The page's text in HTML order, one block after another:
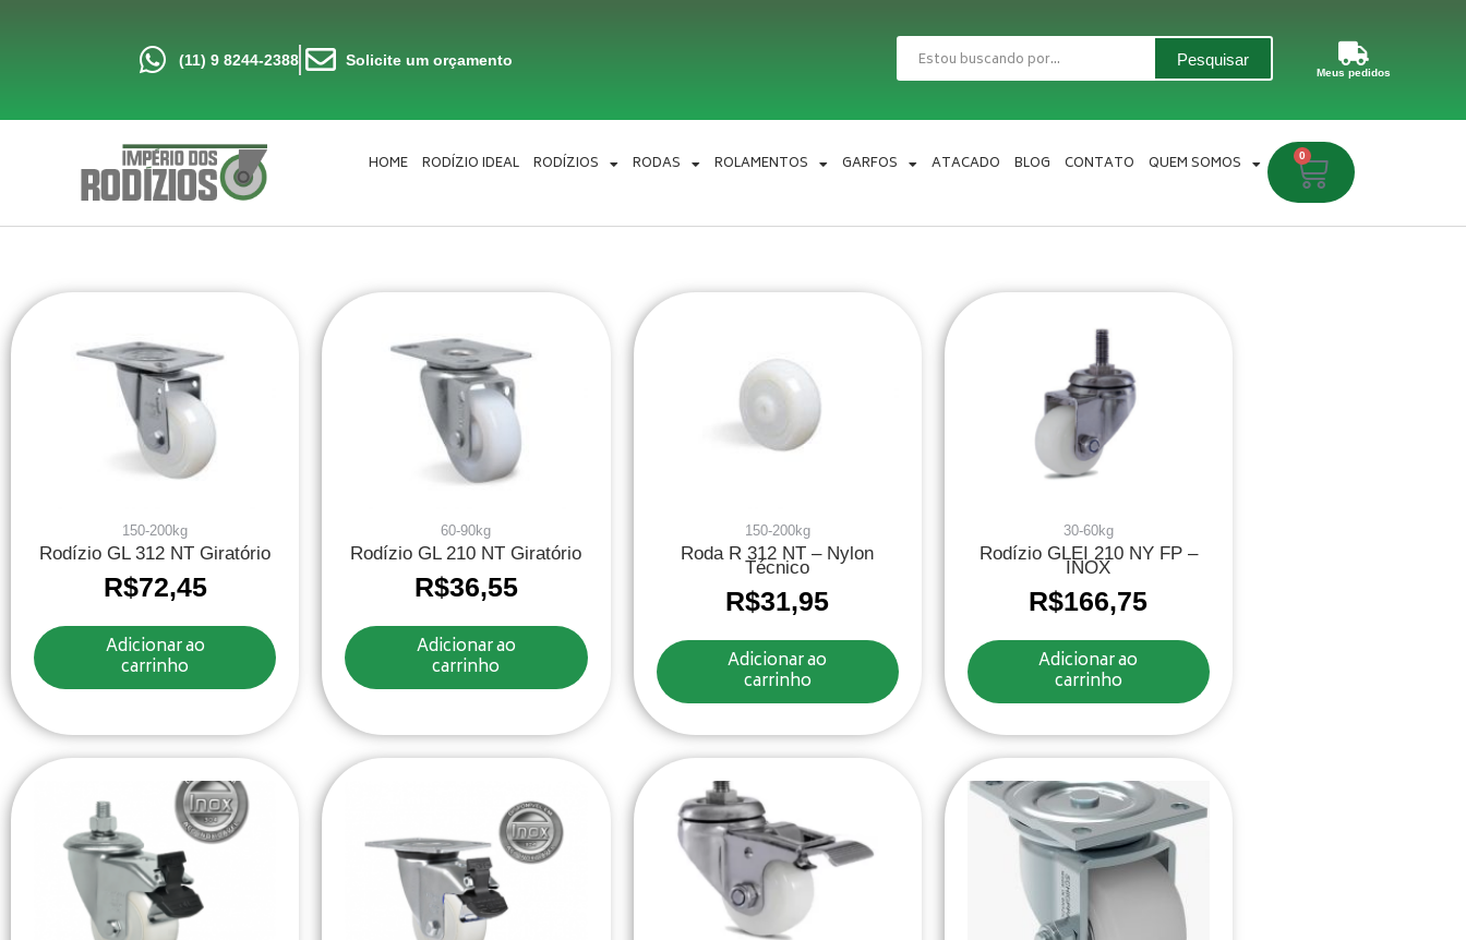
(11) 9 8244-2388 Solicite um orçamento
Pesquisar
Pesquisar
Meus pedidos
HOME RODÍZIO IDEAL RODÍZIOS RODAS ROLAMENTOS GARFOS ATACADO BLOG CONTATO QUEM SOMOS 0
Carrinho
150-200kg
Rodízio GL 312 NT Giratório
R$72,45
Adicionar ao
carrinho
60-90kg
Rodízio GL 210 NT Giratório
R$36,55
Adicionar ao
carrinho
150-200kg
Roda R 312 NT – Nylon
Técnico
R$31,95
Adicionar ao
carrinho
30-60kg
Rodízio GLEI 210 NY FP –
INOX
R$166,75
Adicionar ao
carrinho